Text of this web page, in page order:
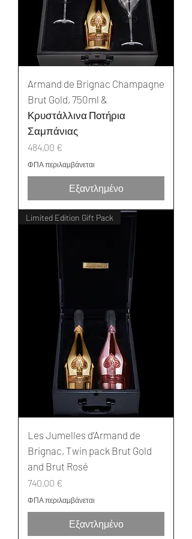
Armand de Brignac Champagne
Brut Gold, 750ml &
Κρυστάλλινα Ποτήρια
Σαμπάνιας
Τιμή
484,00 €
ΦΠΑ περιλαμβάνεται
Εξαντλημένο
Limited Edition Gift Pack
Les Jumelles d’Armand de
Brignac, Twin pack Brut Gold
and Brut Rosé
Τιμή
740,00 €
ΦΠΑ περιλαμβάνεται
Εξαντλημένο